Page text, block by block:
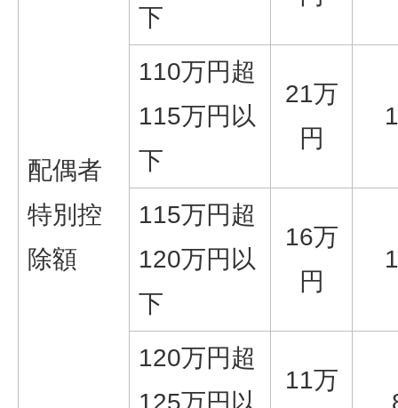
配偶者
特別控
除額
下
110万円超
115万円以
下
21万
円
115万円超
120万円以
下
16万
円
120万円超
11万